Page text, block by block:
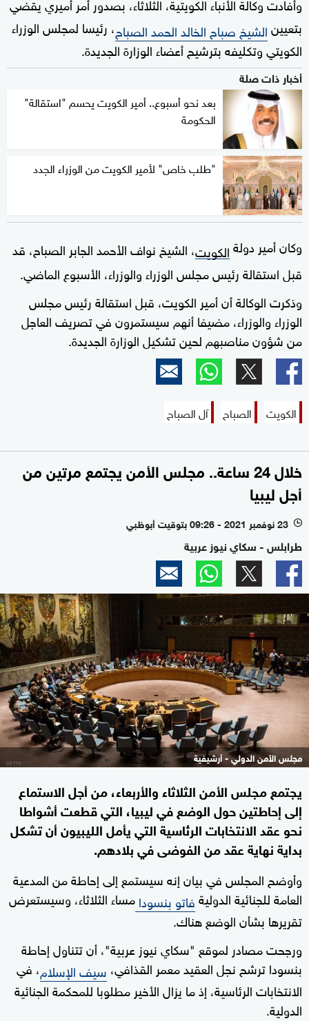
بتعيينالشيخ صباح الخالد الحمد الصباح، رئيسا لمجلس الوزراء
الكويتي وتكليفه بترشيح أعضاء الوزارة الجديدة.
أخبار ذات صلة
بعد نحو أسبوع.. أمير الكويت يحسم "استقالة"
الحكومة
"طلب خاص" لأمير الكويت من الوزراء الجدد
وكان أمير دولةالكويت، الشيخ نواف الأحمد الجابر الصباح، قد
قبل استقالة رئيس مجلس الوزراء والوزراء، الأسبوع الماضي.
وذكرت الوكالة أن أمير الكويت، قبل استقالة رئيس مجلس
الوزراء والوزراء، مضيفا أنهم سيستمرون في تصريف العاجل
من شؤون مناصبهم لحين تشكيل الوزارة الجديدة.
الكويت الصباح آل الصباح
خلال 24 ساعة.. مجلس الأمن يجتمع مرتين من
أجل ليبيا
l 23 نوفمبر 2021 - 09:26 بتوقيت أبوظبي
طرابلس - سكاي نيوز عربية
مجلس الأمن الدولي - أرشيفية
يجتمع مجلس الأمن الثلاثاء والأربعاء، من أجل الاستماع
إلى إحاطتين حول الوضع في ليبيا، التي قطعت أشواطا
نحو عقد الانتخابات الرئاسية التي يأمل الليبيون أن تشكل
بداية نهاية عقد من الفوضى في بلادهم.
وأوضح المجلس في بيان إنه سيستمع إلى إحاطة من المدعية
العامة للجنائية الدوليةفاتو بنسودامساء الثلاثاء، وسيستعرض
تقريرها بشأن الوضع هناك.
ورجحت مصادر لموقع "سكاي نيوز عربية"، أن تتناول إحاطة
بنسودا ترشح نجل العقيد معمر القذافي، سيف الإسلام، في
الانتخابات الرئاسية، إذ ما يزال الأخير مطلوبا للمحكمة الجنائية
الدولية.